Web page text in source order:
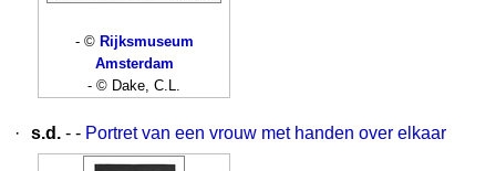
- © Rijksmuseum
Amsterdam
- © Dake, C.L.
· s.d. - - Portret van een vrouw met handen over elkaar